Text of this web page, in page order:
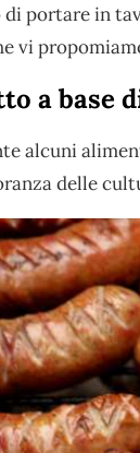
di portare in
vi
a base
alcuni
delle